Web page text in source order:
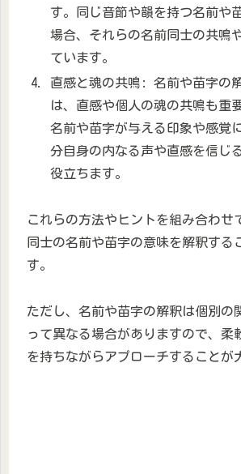
す。同じ音節や韻を持つ名前や
場合、それらの名前同士の共鳴
ています。
直感と魂の共鳴: 名前や苗字の
は、直感や個人の魂の共鳴も重
名前や苗字が与える印象や感覚
分自身の内なる声や直感を信じ
役立ちます。
これらの方法やヒントを組み合わせ
同士の名前や苗字の意味を解釈する
す。
ただし、名前や苗字の解釈は個別の
って異なる場合がありますので、柔
を持ちながらアプローチすることが